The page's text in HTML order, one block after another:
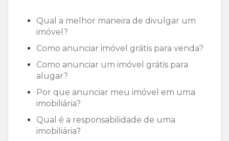
Qual a melhor maneira de divulgar um
imóvel?
Como anunciar imóvel grátis para venda?
Como anunciar um imóvel grátis para
alugar?
Por que anunciar meu imóvel em uma
imobiliária?
Qual é a responsabilidade de uma
imobiliária?